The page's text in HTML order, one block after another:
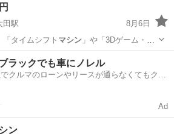
田駅
8月6日
タイムシフト マシン」や「3Dゲーム・タ
テレビ 東芝
ラックでも車にノレル
クルマのローンやリースが通らなくてもクル
Ad
ン